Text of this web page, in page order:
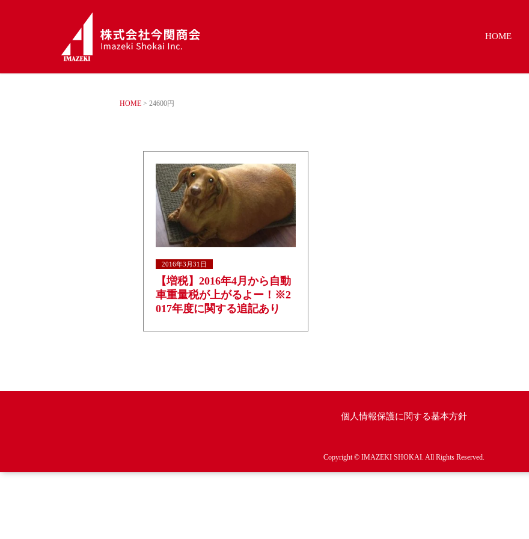
HOME
HOME >24600円
2016年3月31日
【増税】2016年4月から自動
車重量税が上がるよー！※2
017年度に関する追記あり
個人情報保護に関する基本方針
Copyright © IMAZEKI SHOKAI. All Rights Reserved.